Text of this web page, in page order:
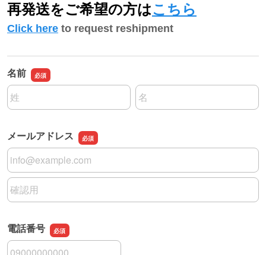
再発送をご希望の方はこちら
Click here to request reshipment
名前
名前の姓
名前の名
メールアドレス
メールアドレス
メールアドレスの確認用
電話番号
電話番号